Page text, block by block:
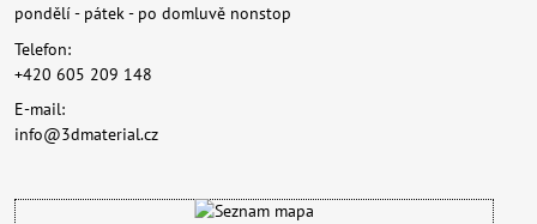
pondělí - pátek - po domluvě nonstop
Telefon:
+420 605 209 148
E-mail:
info@3dmaterial.cz